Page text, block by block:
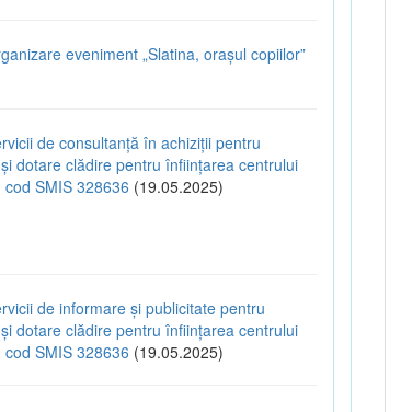
eveniment „Slatina, orașul copiilor”
de consultanță în achiziții pentru
dotare clădire pentru înființarea centrului
SMIS 328636 (19.05.2025)
de informare și publicitate pentru
dotare clădire pentru înființarea centrului
SMIS 328636 (19.05.2025)